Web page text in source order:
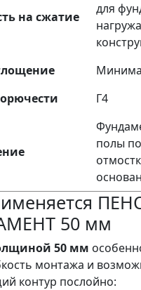
на сжатие
для
Г4
полы
50 мм
50 мм
монтажа и
контур послойно: